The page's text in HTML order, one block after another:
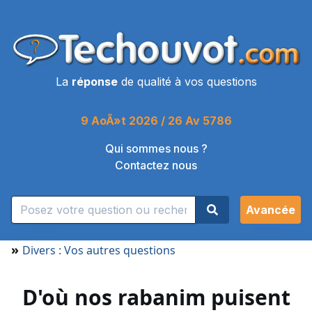
La réponsede qualité à vos questions
9 AoÃ»t 2026 / 26 Av 5786
Qui sommes nous ?
Contactez nous
Avancée
» Divers : Vos autres questions
D'où nos rabanim puisent